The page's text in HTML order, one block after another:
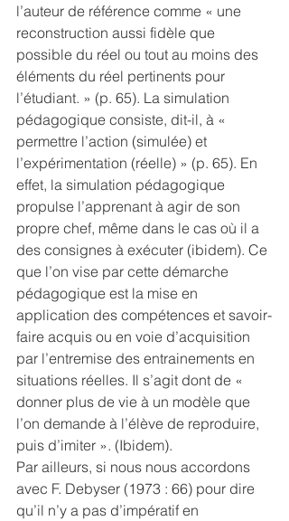
l’auteur de référence comme « une
reconstruction aussi fidèle que
possible du réel ou tout au moins des
éléments du réel pertinents pour
l’étudiant. » (p. 65). La simulation
pédagogique consiste, dit-il, à «
permettre l’action (simulée) et
l’expérimentation (réelle) » (p. 65). En
effet, la simulation pédagogique
propulse l’apprenant à agir de son
propre chef, même dans le cas où il a
des consignes à exécuter (ibidem). Ce
que l’on vise par cette démarche
pédagogique est la mise en
application des compétences et savoir-
faire acquis ou en voie d’acquisition
par l’entremise des entrainements en
situations réelles. Il s’agit dont de «
donner plus de vie à un modèle que
l’on demande à l’élève de reproduire,
puis d’imiter ». (Ibidem).
Par ailleurs, si nous nous accordons
avec F. Debyser (1973 : 66) pour dire
qu’il n’y a pas d’impératif en